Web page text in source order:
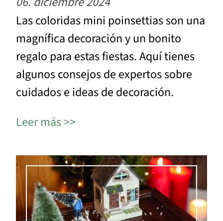
Las coloridas mini poinsettias son una
magnífica decoración y un bonito
regalo para estas fiestas. Aquí tienes
algunos consejos de expertos sobre
cuidados e ideas de decoración.
Leer más